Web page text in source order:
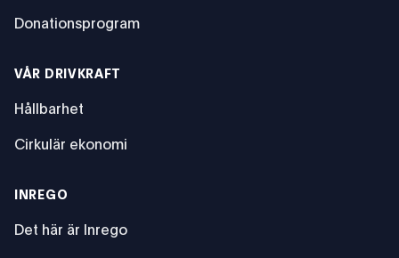
Donationsprogram
VÅR DRIVKRAFT
Hållbarhet
Cirkulär ekonomi
INREGO
Det här är Inrego